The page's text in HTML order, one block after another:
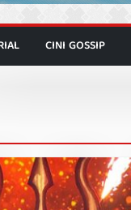
CINI GOSSIP